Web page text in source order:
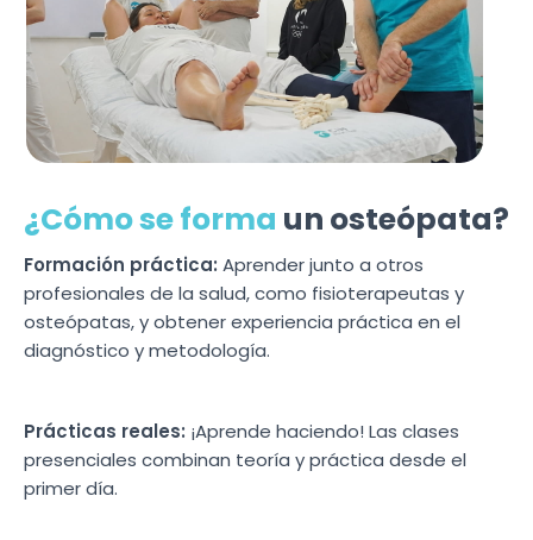
¿Cómo se forma un osteópata?
Formación práctica: Aprender junto a otros
profesionales de la salud, como fisioterapeutas y
osteópatas, y obtener experiencia práctica en el
diagnóstico y metodología.
Prácticas reales: ¡Aprende haciendo! Las clases
presenciales combinan teoría y práctica desde el
primer día.